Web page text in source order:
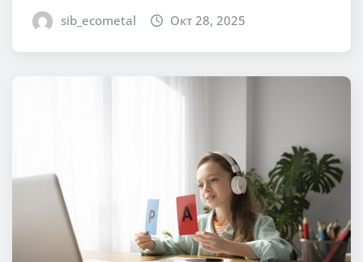
sib_ecometal Окт 28, 2025